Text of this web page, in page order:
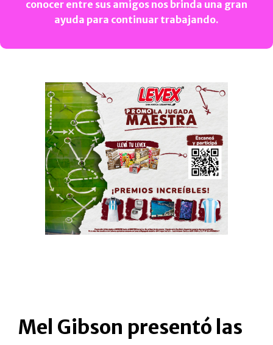
conocer entre sus amigos nos brinda una gran
ayuda para continuar trabajando.
Mel Gibson presentó las